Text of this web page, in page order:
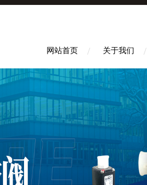
网站首页 关于我们